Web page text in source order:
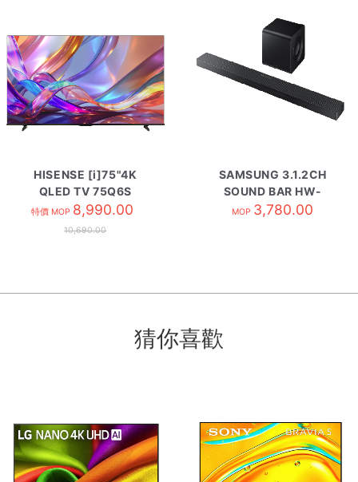
HISENSE [i]75"4K
QLED TV 75Q6S
特價 MOP 8,990.00
10,690.00
SAMSUNG 3.1.2CH
SOUND BAR HW-
QS700F/ZK
MOP 3,780.00
猜你喜歡